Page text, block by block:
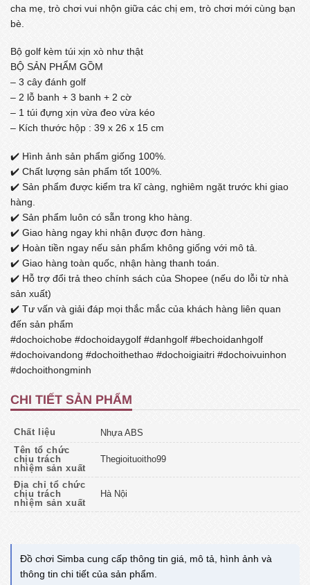
cha mẹ, trò chơi vui nhộn giữa các chị em, trò chơi mới cùng bạn
bè.
Bộ golf kèm túi xịn xò như thật
BỘ SẢN PHẨM GỒM
– 3 cây đánh golf
– 2 lỗ banh + 3 banh + 2 cờ
– 1 túi đựng xịn vừa đeo vừa kéo
– Kích thước hộp : 39 x 26 x 15 cm
✔️ Hình ảnh sản phẩm giống 100%.
✔️ Chất lượng sản phẩm tốt 100%.
✔️ Sản phẩm được kiểm tra kĩ càng, nghiêm ngặt trước khi giao
hàng.
✔️ Sản phẩm luôn có sẵn trong kho hàng.
✔️ Giao hàng ngay khi nhận được đơn hàng.
✔️ Hoàn tiền ngay nếu sản phẩm không giống với mô tả.
✔️ Giao hàng toàn quốc, nhận hàng thanh toán.
✔️ Hỗ trợ đổi trả theo chính sách của Shopee (nếu do lỗi từ nhà
sản xuất)
✔️ Tư vấn và giải đáp mọi thắc mắc của khách hàng liên quan
đến sản phẩm
#dochoichobe #dochoidaygolf #danhgolf #bechoidanhgolf
#dochoivandong #dochoithethao #dochoigiaitri #dochoivuinhon
#dochoithongminh
CHI TIẾT SẢN PHẨM
Chất liệu
Nhựa ABS
Tên tổ chức
chịu trách
nhiệm sản xuất
Thegioituoitho99
Địa chỉ tổ chức
chịu trách
nhiệm sản xuất
Hà Nội
Đồ chơi Simba cung cấp thông tin giá, mô tả, hình ảnh và
thông tin chi tiết của sản phẩm.